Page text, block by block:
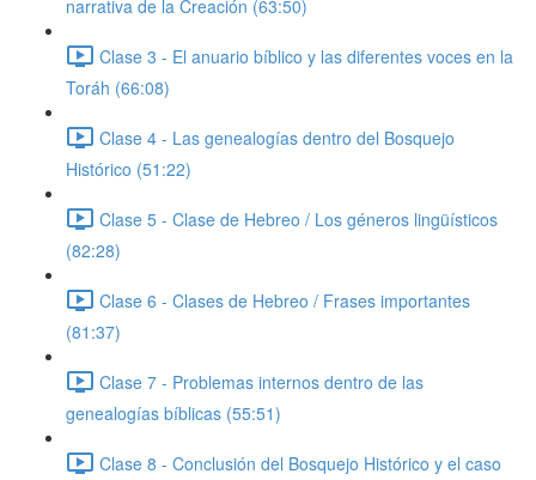
narrativa de la Creación (63:50)
Clase 3 - El anuario bíblico y las diferentes voces en la
Toráh (66:08)
Clase 4 - Las genealogías dentro del Bosquejo
Histórico (51:22)
Clase 5 - Clase de Hebreo / Los géneros lingüísticos
(82:28)
Clase 6 - Clases de Hebreo / Frases importantes
(81:37)
Clase 7 - Problemas internos dentro de las
genealogías bíblicas (55:51)
Clase 8 - Conclusión del Bosquejo Histórico y el caso